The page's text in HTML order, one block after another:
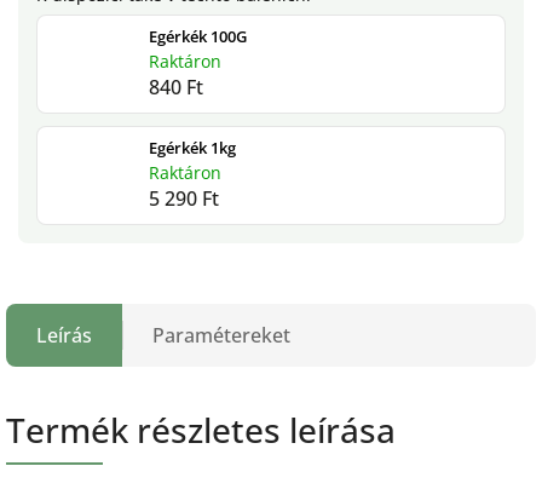
Egérkék 100G
Raktáron
840 Ft
Egérkék 1kg
Raktáron
5 290 Ft
Leírás Paramétereket
Termék részletes leírása